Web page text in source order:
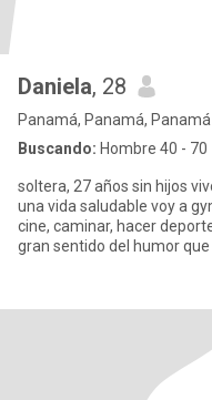
Daniela, 28
Panamá, Panamá, Panamá
Buscando: Hombre 40 - 70
soltera, 27 años sin hijos
una vida saludable voy a
cine, caminar, hacer
gran sentido del humor que